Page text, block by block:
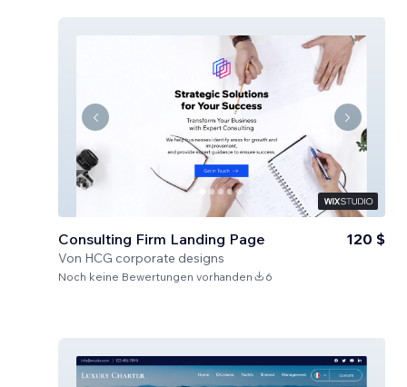
Consulting Firm Landing Page
Von HCG corporate designs
120 $
Noch keine Bewertungen vorhanden 6